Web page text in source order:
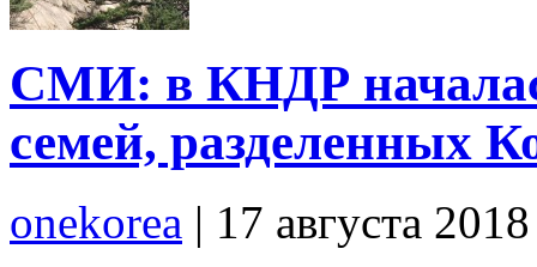
СМИ: в КНДР
семей, разделенных
onekorea | 17 августа